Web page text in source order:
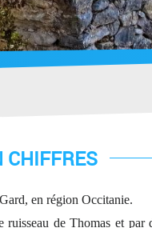
CHIFFRES
Gard, en région Occitanie.
de Thomas et par